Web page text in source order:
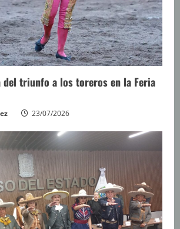
del triunfo a los toreros en la Feria
23/07/2026